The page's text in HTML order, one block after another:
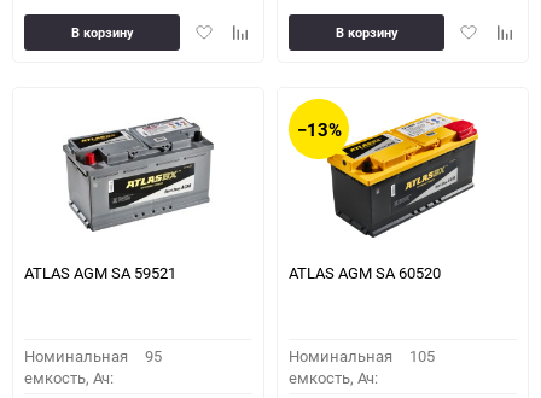
ДобавитьДобавить
В корзину
Добавить
В корзину
ATLAS AGM SA 59521
Номинальная
емкость, Ач:
95
−13%
ATLAS AGM SA 60520
Номинальная
емкость, Ач:
105